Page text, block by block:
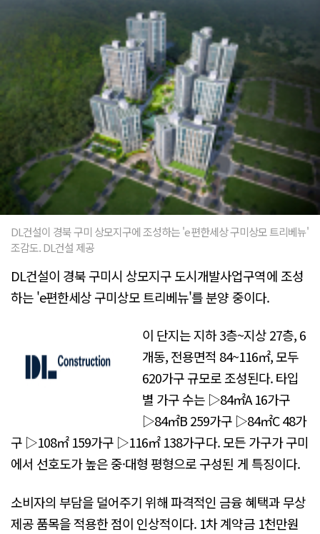
DL건설이 경북 구미 상모지구에 조성하는 'e편한세상 구미상모 트리베뉴'
조감도. DL건설 제공
DL건설이 경북 구미시 상모지구 도시개발사업구역에 조성
하는 'e편한세상 구미상모 트리베뉴'를 분양 중이다.
이 단지는 지하 3층~지상 27층, 6
개동, 전용면적 84~116㎡, 모두
620가구 규모로 조성된다. 타입
별 가구 수는 ▷84㎡A 16가구
▷84㎡B 259가구 ▷84㎡C 48가
구 ▷108㎡ 159가구 ▷116㎡ 138가구다. 모든 가구가 구미
에서 선호도가 높은 중·대형 평형으로 구성된 게 특징이다.
소비자의 부담을 덜어주기 위해 파격적인 금융 혜택과 무상
제공 품목을 적용한 점이 인상적이다. 1차 계약금 1천만원